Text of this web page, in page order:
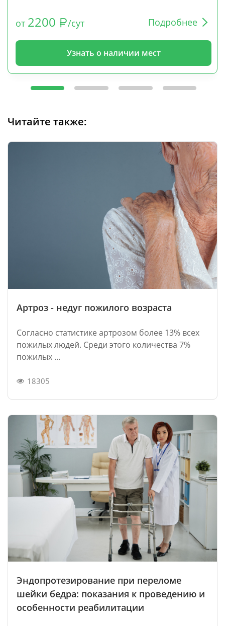
от 2200 /сут Подробнее
Узнать о наличии мест
Читайте также:
Артроз - недуг пожилого возраста
Согласно статистике артрозом более 13% всех
пожилых людей. Среди этого количества 7%
пожилых ...
18305
Эндопротезирование при переломе
шейки бедра: показания к проведению и
особенности реабилитации